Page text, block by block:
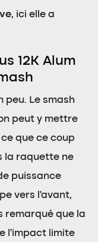
, ici elle a
12K Alum
peu. Le smash
peut y mettre
que ce coup
la raquette ne
puissance
vers l’avant,
remarqué que la
l’impact limite